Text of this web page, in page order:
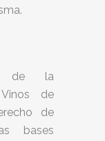
de la
de
de
bases